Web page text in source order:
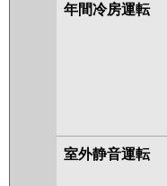
年間冷房運転
室外静音運転